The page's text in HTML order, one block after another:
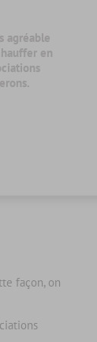
agréable
en
façon, on